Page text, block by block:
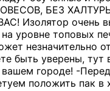
БЕЗ
Изолятор очень
уровне топовых
незначительно
быть уверены, тут
вашем городе! -Перед
положить пак в